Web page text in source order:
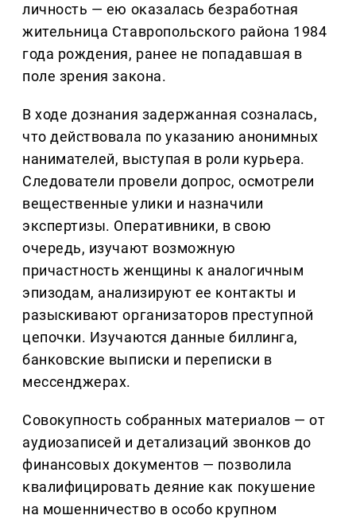
личность — ею оказалась безработная
жительница Ставропольского района 1984
года рождения, ранее не попадавшая в
поле зрения закона.
В ходе дознания задержанная созналась,
что действовала по указанию анонимных
нанимателей, выступая в роли курьера.
Следователи провели допрос, осмотрели
вещественные улики и назначили
экспертизы. Оперативники, в свою
очередь, изучают возможную
причастность женщины к аналогичным
эпизодам, анализируют ее контакты и
разыскивают организаторов преступной
цепочки. Изучаются данные биллинга,
банковские выписки и переписки в
мессенджерах.
Совокупность собранных материалов — от
аудиозаписей и детализаций звонков до
финансовых документов — позволила
квалифицировать деяние как покушение
на мошенничество в особо крупном